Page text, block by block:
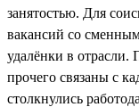
занятостью. Для
вакансий со
удалёнки в отрасли.
прочего связаны с
столкнулись